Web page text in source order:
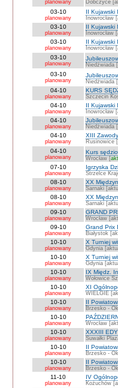
planowany Dobczyce
03-10
planowany
II Kujawski
Inowrocław
03-10
planowany
II Kujawski
Inowrocław
03-10
planowany
II Kujawski
Inowrocław
03-10
planowany Niedźwiada [
03-10
planowany Niedźwiada [
04-10
planowany
KURS
Szczecin
04-10
planowany
II Kujawski
Inowrocław
04-10
planowany Niedżwiada
04-10
planowany
XIII
Rusinowice
04-10
planowany
Kurs
Wrocław [
07-10
planowany
Igrzyska
Strzelce
08-10
planowany
XX
Sarnaki
08-10
planowany
XX
Sarnaki
09-10
planowany
GRAND
Wrocław
09-10
planowany
Grand Prix
Białystok
10-10
planowany
X Turniej
Gdynia
10-10
planowany
X Turniej
Gdynia
10-10
planowany
IX Międz.
Wołowice
10-10
planowany
XI
WIELGIE
10-10
planowany
II
Brzesko -
10-10
planowany Wrocław
10-10
planowany
XXXIII
Suwałki
10-10
planowany
II
Brzesko -
10-10
planowany
II
Brzesko -
11-10
planowany
IV
Kożuchów